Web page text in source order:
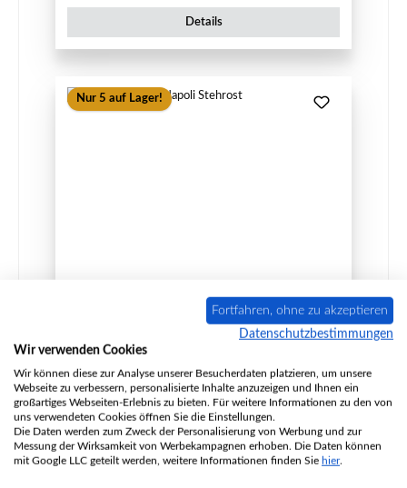
Details
Nur 5 auf Lager!
Produktnummer:01033991
Hersteller:Heta
Fortfahren, ohne zu akzeptieren
Datenschutzbestimmungen
Wir verwenden Cookies
Wir können diese zur Analyse unserer Besucherdaten platzieren, um unsere
Webseite zu verbessern, personalisierte Inhalte anzuzeigen und Ihnen ein
großartiges Webseiten-Erlebnis zu bieten. Für weitere Informationen zu den von
uns verwendeten Cookies öffnen Sie die Einstellungen.
Die Daten werden zum Zweck der Personalisierung von Werbung und zur
Messung der Wirksamkeit von Werbekampagnen erhoben. Die Daten können
mit Google LLC geteilt werden, weitere Informationen finden Sie hier.